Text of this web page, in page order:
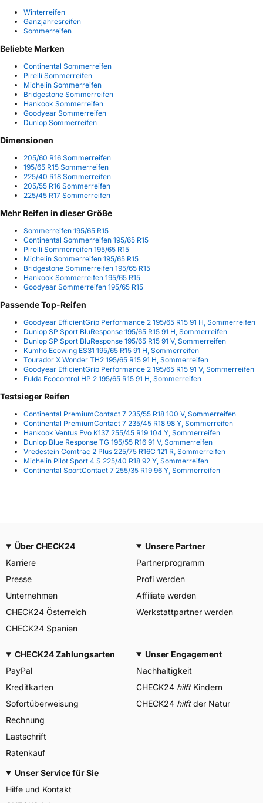
Winterreifen
Ganzjahresreifen
Sommerreifen
Beliebte Marken
Continental Sommerreifen
Pirelli Sommerreifen
Michelin Sommerreifen
Bridgestone Sommerreifen
Hankook Sommerreifen
Goodyear Sommerreifen
Dunlop Sommerreifen
Dimensionen
205/60 R16 Sommerreifen
195/65 R15 Sommerreifen
225/40 R18 Sommerreifen
205/55 R16 Sommerreifen
225/45 R17 Sommerreifen
Mehr Reifen in dieser Größe
Sommerreifen 195/65 R15
Continental Sommerreifen 195/65 R15
Pirelli Sommerreifen 195/65 R15
Michelin Sommerreifen 195/65 R15
Bridgestone Sommerreifen 195/65 R15
Hankook Sommerreifen 195/65 R15
Goodyear Sommerreifen 195/65 R15
Passende Top-Reifen
Goodyear EfficientGrip Performance 2 195/65 R15 91 H, Sommerreifen
Dunlop SP Sport BluResponse 195/65 R15 91 H, Sommerreifen
Dunlop SP Sport BluResponse 195/65 R15 91 V, Sommerreifen
Kumho Ecowing ES31 195/65 R15 91 H, Sommerreifen
Tourador X Wonder TH2 195/65 R15 91 H, Sommerreifen
Goodyear EfficientGrip Performance 2 195/65 R15 91 V, Sommerreifen
Fulda Ecocontrol HP 2 195/65 R15 91 H, Sommerreifen
Testsieger Reifen
Continental PremiumContact 7 235/55 R18 100 V, Sommerreifen
Continental PremiumContact 7 235/45 R18 98 Y, Sommerreifen
Hankook Ventus Evo K137 255/45 R19 104 Y, Sommerreifen
Dunlop Blue Response TG 195/55 R16 91 V, Sommerreifen
Vredestein Comtrac 2 Plus 225/75 R16C 121 R, Sommerreifen
Michelin Pilot Sport 4 S 225/40 R18 92 Y, Sommerreifen
Continental SportContact 7 255/35 R19 96 Y, Sommerreifen
Über CHECK24
Karriere
Presse
Unternehmen
CHECK24 Österreich
CHECK24 Spanien
Unsere Partner
Partnerprogramm
Profi werden
Affiliate werden
Werkstattpartner werden
CHECK24 Zahlungsarten
PayPal
Kreditkarten
Sofortüberweisung
Rechnung
Lastschrift
Ratenkauf
Unser Engagement
Nachhaltigkeit
CHECK24 hilftKindern
CHECK24 hilftder Natur
Unser Service für Sie
Hilfe und Kontakt